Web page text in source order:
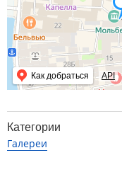
Как добраться API
Категории
Галереи